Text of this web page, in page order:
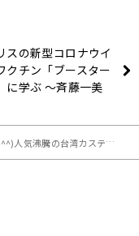
スの新型コロナウイ
クチン「ブースター
に学ぶ ～斉藤一美
！
工房へメディア初潜入!? ～9月20日ニュースワイドSAKIDORI